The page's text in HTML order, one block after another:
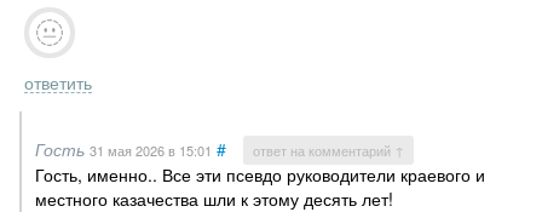
ответить
Гость 31 мая 2026в 15:01 # ответ на комментарий ↑
Гость, именно.. Все эти псевдо руководители краевого и
местного казачества шли к этому десять лет!